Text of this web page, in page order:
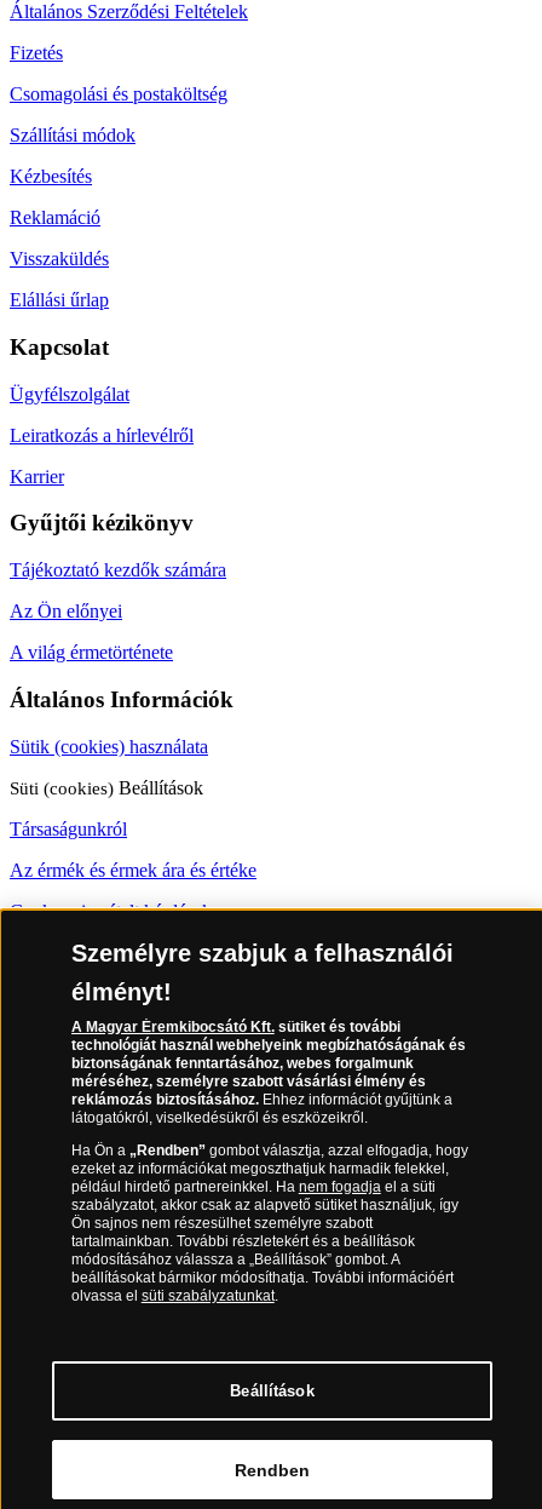
Általános Szerződési Feltételek
Fizetés
Csomagolási és postaköltség
Szállítási módok
Kézbesítés
Reklamáció
Visszaküldés
Elállási űrlap
Kapcsolat
Ügyfélszolgálat
Leiratkozás a hírlevélről
Karrier
Gyűjtői kézikönyv
Tájékoztató kezdők számára
Az Ön előnyei
A világ érmetörténete
Általános Információk
Sütik (cookies) használata
Süti (cookies) Beállítások
Társaságunkról
Az érmék és érmek ára és értéke
Gyakran ismételt kérdések
Adatkezelés
06 80 888 889
(díjmentesen hívható hétfőtől csütörtökig 9.00 és 17.00 óra között,
péntekenként 9.00 és 15.00 óra között)
Nemesfémvizsgáló és Hitelesítő Hatóság (1089 Budapest, Bláthy
Ottó utca 3-5.) engedélyéhez kötött tevékenységet folytat.
Kereskedelmi engedély száma: PR7638
Személyre szabjuk a felhasználói
élményt!
A Magyar Éremkibocsátó Kft.sütiket és további
technológiát használ webhelyeink megbízhatóságának és
biztonságának fenntartásához, webes forgalmunk
méréséhez, személyre szabott vásárlási élmény és
reklámozás biztosításához.Ehhez információt gyűjtünk a
látogatókról, viselkedésükről és eszközeikről.
Ha Ön a „Rendben”gombot választja, azzal elfogadja, hogy
ezeket az információkat megoszthatjuk harmadik felekkel,
például hirdető partnereinkkel. Ha nem fogadjael a süti
szabályzatot, akkor csak az alapvető sütiket használjuk, így
Ön sajnos nem részesülhet személyre szabott
tartalmainkban. További részletekért és a beállítások
módosításához válassza a „Beállítások” gombot. A
beállításokat bármikor módosíthatja. További információért
olvassa el süti szabályzatunkat.
Beállítások
Rendben